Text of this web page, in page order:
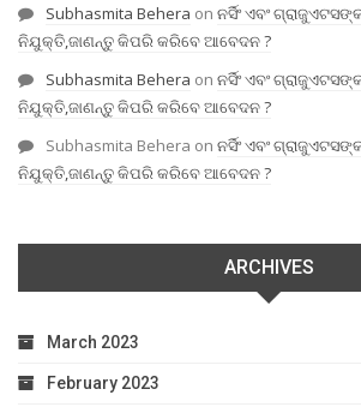
Subhasmita Behera on ନର୍ସିଂ ଏବଂ
ନିଯୁକ୍ତି,ଜାଣନ୍ତୁ କିପରି କରିବେ ଆବେଦନ ?
Subhasmita Behera on ନର୍ସିଂ ଏବଂ
ନିଯୁକ୍ତି,ଜାଣନ୍ତୁ କିପରି କରିବେ ଆବେଦନ ?
Subhasmita Behera on ନର୍ସିଂ ଏବଂ
ନିଯୁକ୍ତି,ଜାଣନ୍ତୁ କିପରି କରିବେ ଆବେଦନ ?
ARCHIVES
March 2023
February 2023